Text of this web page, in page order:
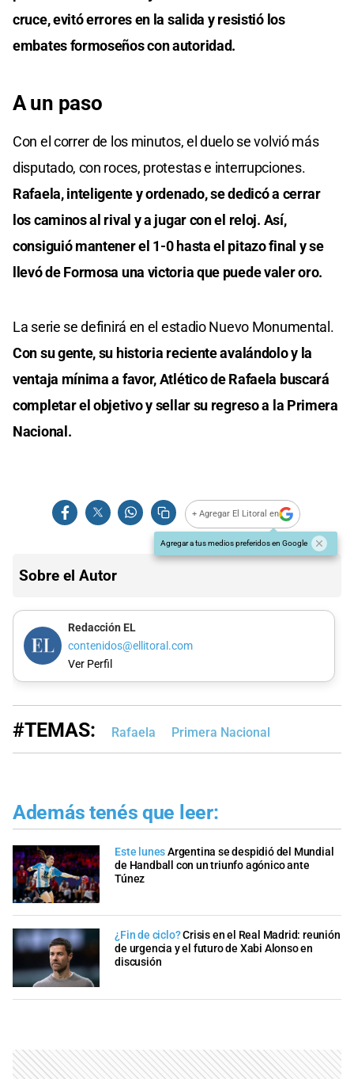
cruce, evitó errores en la salida y resistió los
embates formoseños con autoridad.
A un paso
Con el correr de los minutos, el duelo se volvió más
disputado, con roces, protestas e interrupciones.
Rafaela, inteligente y ordenado, se dedicó a cerrar
los caminos al rival y a jugar con el reloj. Así,
consiguió mantener el 1-0 hasta el pitazo final y se
llevó de Formosa una victoria que puede valer oro.
La serie se definirá en el estadio Nuevo Monumental.
Con su gente, su historia reciente avalándolo y la
ventaja mínima a favor, Atlético de Rafaela buscará
completar el objetivo y sellar su regreso a la Primera
Nacional.
+ Agregar El Litoral en
Agregar a tus medios preferidos en Google
Sobre el Autor
Redacción EL
contenidos@ellitoral.com
Ver Perfil
#TEMAS: Rafaela Primera Nacional
Además tenés que leer:
Este lunesArgentina se despidió del Mundial
de Handball con un triunfo agónico ante
Túnez
¿Fin de ciclo?Crisis en el Real Madrid: reunión
de urgencia y el futuro de Xabi Alonso en
discusión